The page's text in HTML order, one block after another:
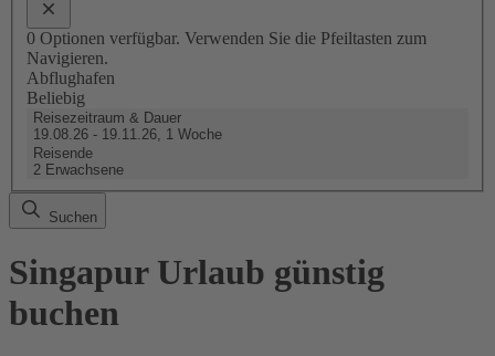
0 Optionen verfügbar. Verwenden Sie die Pfeiltasten zum
Navigieren.
Abflughafen
Beliebig
Reisezeitraum & Dauer
19.08.26 - 19.11.26, 1 Woche
Reisende
2 Erwachsene
Suchen
Singapur Urlaub günstig
buchen